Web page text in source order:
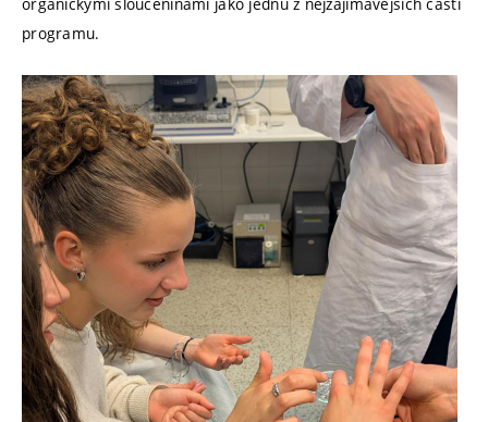
organickými sloučeninami jako jednu z nejzajímavějších částí
programu.